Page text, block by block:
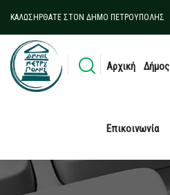
ΚΑΛΩΣΉΡΘΑΤΕ ΣΤΟΝ ΔΉΜΟ ΠΕΤΡΟΎΠΟΛΗΣ
Αρχική Δήμος
Επικοινωνία